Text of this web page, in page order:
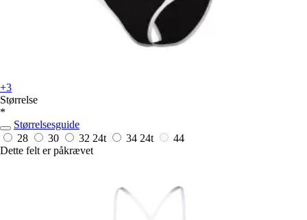
+3
Størrelse
*
Størrelsesguide
28
30 32 24t 34 24t
44
Dette felt er påkrævet